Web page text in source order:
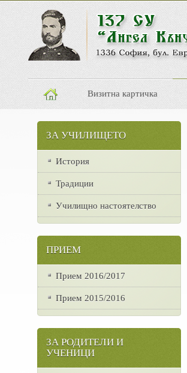
Визитна картичка
ЗА УЧИЛИЩЕТО
История
Традиции
Училищно настоятелство
ПРИЕМ
Прием 2016/2017
Прием 2015/2016
ЗА РОДИТЕЛИ И
УЧЕНИЦИ